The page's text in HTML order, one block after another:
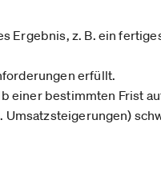
Ergebnis, z. B. ein
erfüllt.
einer bestimmten Frist